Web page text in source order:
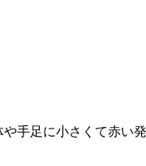
手足に小さくて赤い